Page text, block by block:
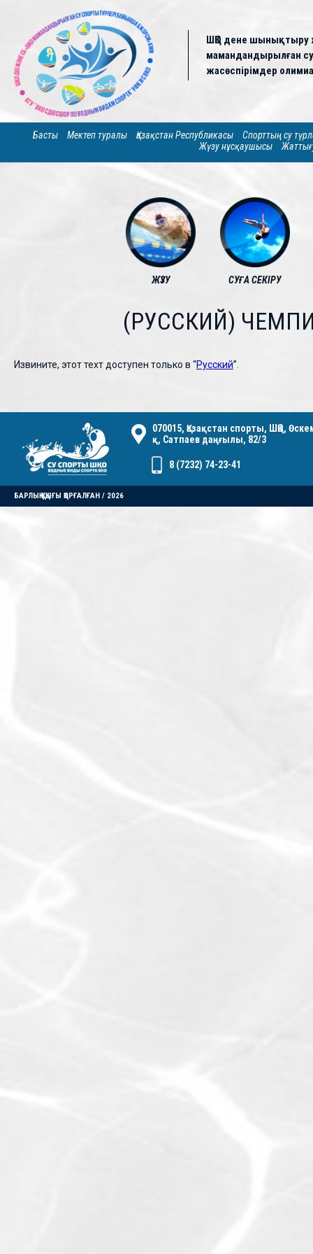
ШҚО дене шынықтыру
мамандандырылған
жасөспірімдер
Басты Мектеп туралы Қазақстан Республикасы
Спорттың су
Жүзу нұсқаушысы
ЖҮЗУ СУҒА СЕКІРУ
(РУССКИЙ)
Извините, этот техт доступен только в “Русский”.
070015, Қазақстан спорты, ШҚО,
қ, Сатпаев даңғылы, 82/3
8 (7232) 74-23-41
БАРЛЫҚ ҚҰҚЫҒЫ ҚОРҒАЛҒАН / 2026